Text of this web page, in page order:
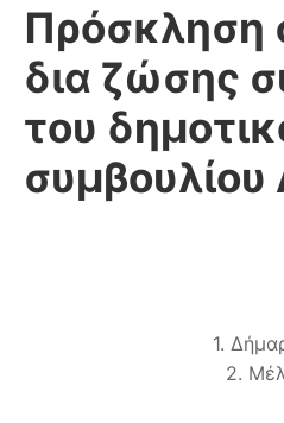
Πρόσκληση
δια ζώσης
του
συμβουλίου
1.
2.